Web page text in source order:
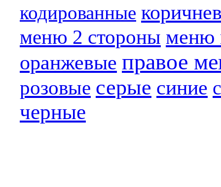
кодированные
меню 2 стороны меню
оранжевые правое
розовые серые синие
черные